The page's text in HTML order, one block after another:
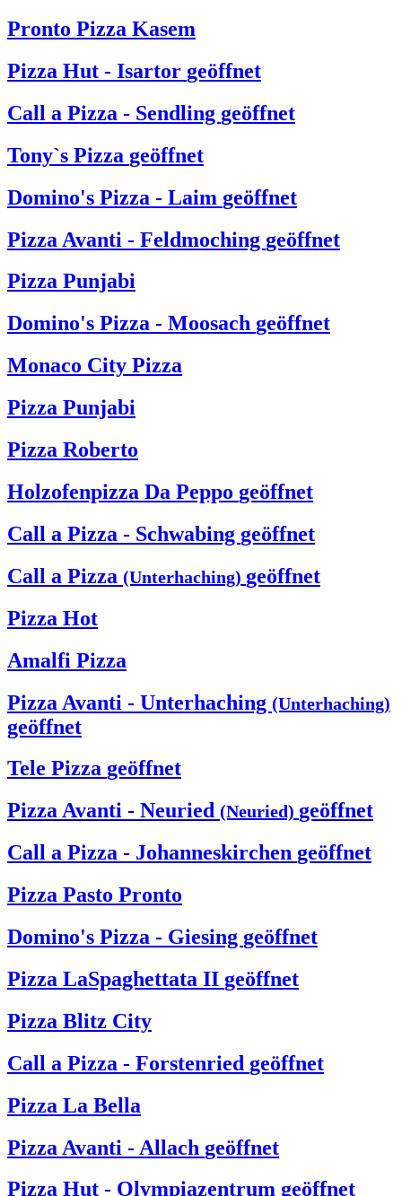
Pronto Pizza Kasem
Pizza Hut - Isartor geöffnet
Call a Pizza - Sendling geöffnet
Tony`s Pizza geöffnet
Domino's Pizza - Laim geöffnet
Pizza Avanti - Feldmoching geöffnet
Pizza Punjabi
Domino's Pizza - Moosach geöffnet
Monaco City Pizza
Pizza Punjabi
Pizza Roberto
Holzofenpizza Da Peppo geöffnet
Call a Pizza - Schwabing geöffnet
Call a Pizza (Unterhaching) geöffnet
Pizza Hot
Amalfi Pizza
Pizza Avanti - Unterhaching (Unterhaching)
geöffnet
Tele Pizza geöffnet
Pizza Avanti - Neuried (Neuried) geöffnet
Call a Pizza - Johanneskirchen geöffnet
Pizza Pasto Pronto
Domino's Pizza - Giesing geöffnet
Pizza LaSpaghettata II geöffnet
Pizza Blitz City
Call a Pizza - Forstenried geöffnet
Pizza La Bella
Pizza Avanti - Allach geöffnet
Pizza Hut - Olympiazentrum geöffnet